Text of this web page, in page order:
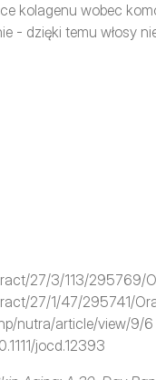
kolagenu wobec
- dzięki temu włosy
27/3/113/
27/1/47/295741/
nutra/article/view/9/6
jocd.12393